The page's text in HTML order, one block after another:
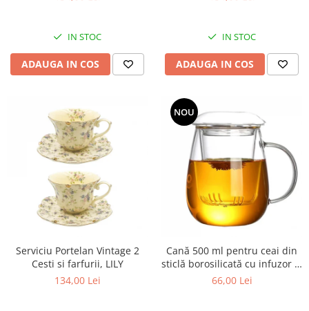
IN STOC
ADAUGA IN COS
IN STOC
ADAUGA IN COS
Serviciu Portelan Vintage 2
Cesti si farfurii, LILY
134,00 Lei
NOU
Cană 500 ml pentru ceai din
sticlă borosilicată cu infuzor și
capac
66,00 Lei